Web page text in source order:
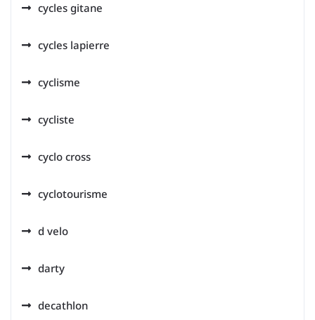
cycles gitane
cycles lapierre
cyclisme
cycliste
cyclo cross
cyclotourisme
d velo
darty
decathlon